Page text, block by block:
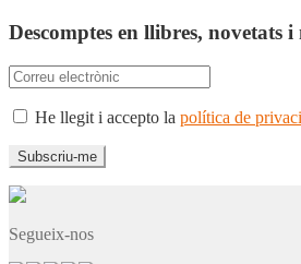
Descomptes en llibres, novetats i
He llegit i accepto la política de
Segueix-nos